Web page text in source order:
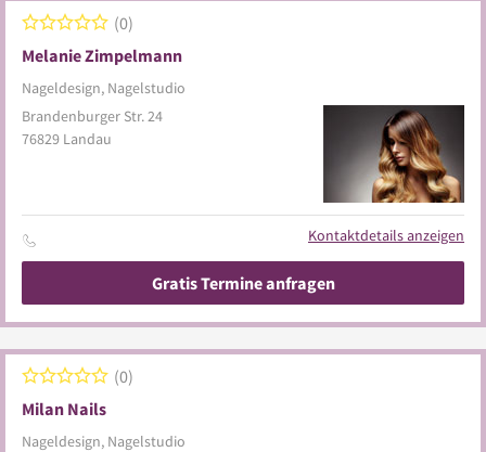
Melanie Zimpelmann
Nageldesign, Nagelstudio
0
Brandenburger Str. 24
76829 Landau
Kontaktdetails anzeigen
Gratis Termine anfragen
Milan Nails
Nageldesign, Nagelstudio
0